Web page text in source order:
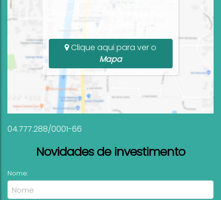
Igreja), Centro, Bombinhas,
SC, Santa Catarina, Brasil
Clique aqui para ver o
Mapa
04.777.288/0001-66
Novidades de investimento
Nome: